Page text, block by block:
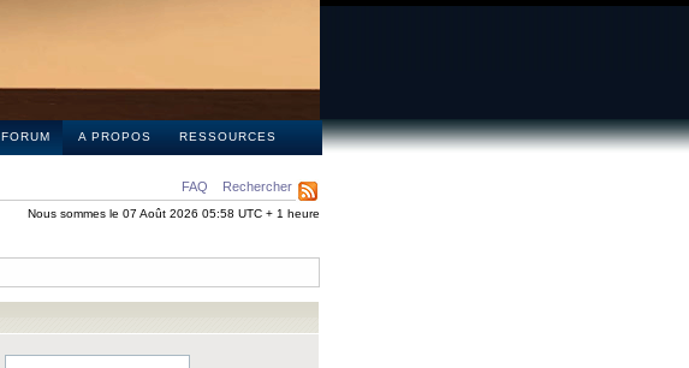
FORUM A PROPOS RESSOURCES
FAQ Rechercher
Nous sommes le 07 Août 2026 05:58 UTC + 1 heure